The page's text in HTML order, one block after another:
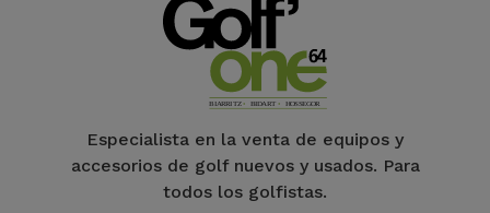
Especialista en la venta de equipos y
accesorios de golf nuevos y usados. Para
todos los golfistas.